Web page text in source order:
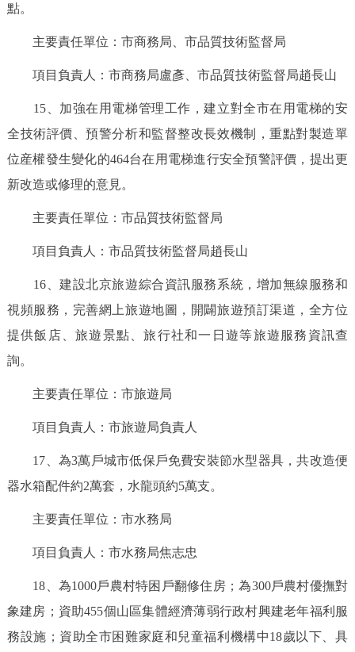
點。
主要責任單位：市商務局、市品質技術監督局
項目負責人：市商務局盧彥、市品質技術監督局趙長山
15、加強在用電梯管理工作，建立對全市在用電梯的安
全技術評價、預警分析和監督整改長效機制，重點對製造單
位産權發生變化的464台在用電梯進行安全預警評價，提出更
新改造或修理的意見。
主要責任單位：市品質技術監督局
項目負責人：市品質技術監督局趙長山
16、建設北京旅遊綜合資訊服務系統，增加無線服務和
視頻服務，完善網上旅遊地圖，開闢旅遊預訂渠道，全方位
提供飯店、旅遊景點、旅行社和一日遊等旅遊服務資訊查
詢。
主要責任單位：市旅遊局
項目負責人：市旅遊局負責人
17、為3萬戶城市低保戶免費安裝節水型器具，共改造便
器水箱配件約2萬套，水龍頭約5萬支。
主要責任單位：市水務局
項目負責人：市水務局焦志忠
18、為1000戶農村特困戶翻修住房；為300戶農村優撫對
象建房；資助455個山區集體經濟薄弱行政村興建老年福利服
務設施；資助全市困難家庭和兒童福利機構中18歲以下、具